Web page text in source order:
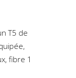
T5 de
fibre 1